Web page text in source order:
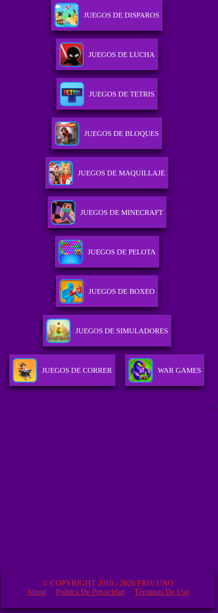
JUEGOS DE DISPAROS
JUEGOS DE LUCHA
JUEGOS DE TETRIS
JUEGOS DE BLOQUES
JUEGOS DE MAQUILLAJE
JUEGOS DE MINECRAFT
JUEGOS DE PELOTA
JUEGOS DE BOXEO
JUEGOS DE SIMULADORES
JUEGOS DE CORRER WAR GAMES
© COPYRIGHT 2010 - 2026 FRIV.UNO
About
Política De Privacidad Términos De Uso